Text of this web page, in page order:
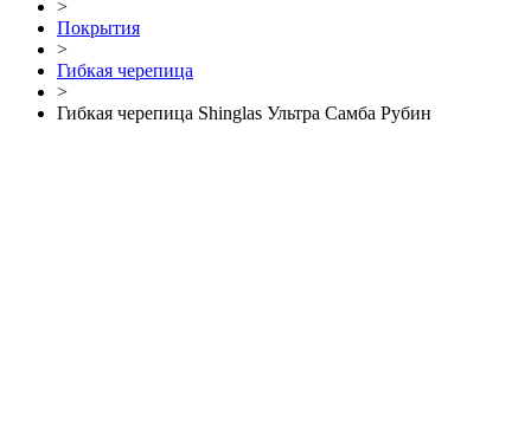
>
Покрытия
>
Гибкая черепица
>
Гибкая черепица Shinglas Ультра Самба Рубин